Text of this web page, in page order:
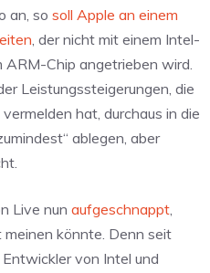
an, so soll Apple an einem
, der nicht mit einem Intel-
ARM-Chip angetrieben wird.
Leistungssteigerungen, die
hat, durchaus in die
ablegen, aber
Live nun aufgeschnappt,
könnte. Denn seit
von Intel und